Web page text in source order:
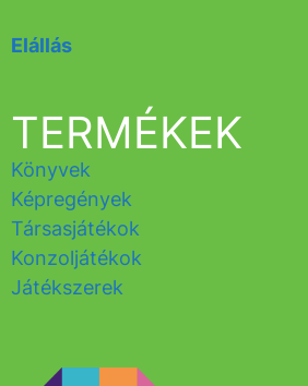
TERMÉKEK
Könyvek
Képregények
Társasjátékok
Konzoljátékok
Játékszerek
Elállás